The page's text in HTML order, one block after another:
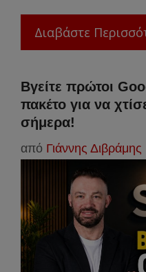
Διαβάστε
Βγείτε πρώτοι
πακέτο για να
σήμερα!
από Γιάννης Διβράμης